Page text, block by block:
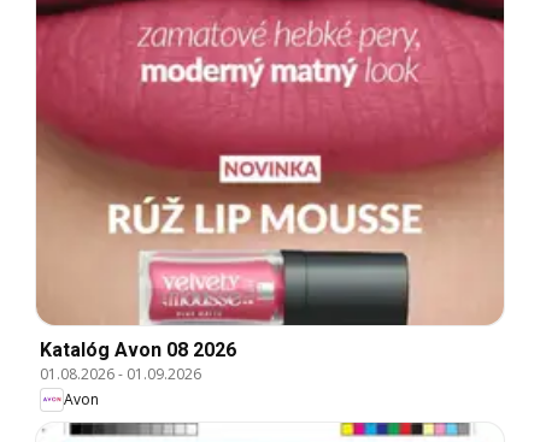
Katalóg Avon 08 2026
01.08.2026- 01.09.2026
Avon